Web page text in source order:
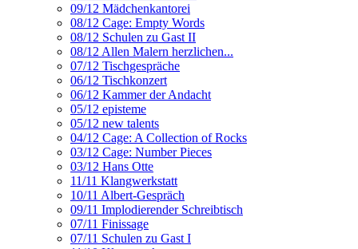
09/12 Mädchenkantorei
08/12 Cage: Empty Words
08/12 Schulen zu Gast II
08/12 Allen Malern herzlichen...
07/12 Tischgespräche
06/12 Tischkonzert
06/12 Kammer der Andacht
05/12 episteme
05/12 new talents
04/12 Cage: A Collection of Rocks
03/12 Cage: Number Pieces
03/12 Hans Otte
11/11 Klangwerkstatt
10/11 Albert-Gespräch
09/11 Implodierender Schreibtisch
07/11 Finissage
07/11 Schulen zu Gast I